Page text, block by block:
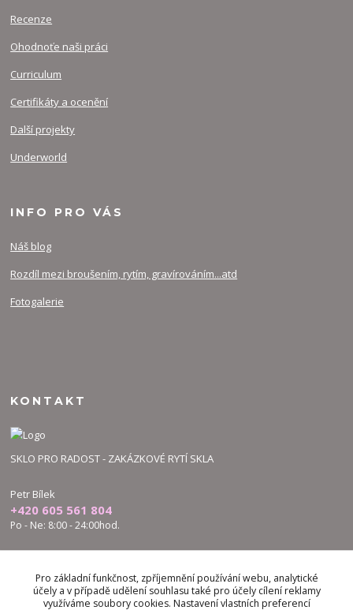
Recenze
Ohodnoťe naši práci
Curriculum
Certifikáty a ocenění
Další projekty
Underworld
INFO PRO VÁS
Náš blog
Rozdíl mezi broušením, rytím, gravírováním...atd
Fotogalerie
KONTAKT
SKLO PRO RADOST - ZAKÁZKOVÉ RYTÍ SKLA
Petr Bílek
+420 605 561 804
Po - Ne: 8:00 - 24:00hod.
bilek.petr@skloproradost.cz
Pro základní funkčnost, zpříjemnění používání webu, analytické
účely a v případě udělení souhlasu také pro účely cílení reklamy
využíváme soubory cookies. Nastavení vlastních preferencí